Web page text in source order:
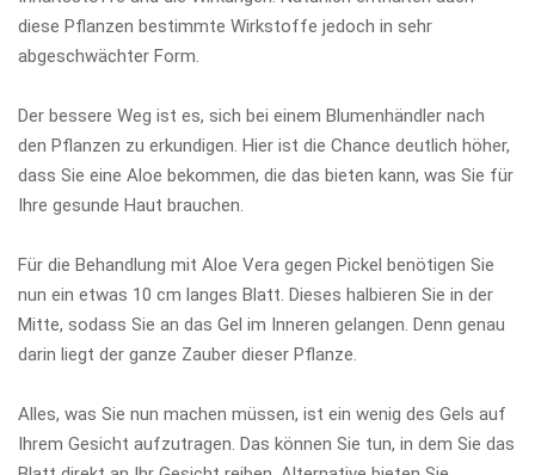
diese Pflanzen bestimmte Wirkstoffe jedoch in sehr
abgeschwächter Form.
Der bessere Weg ist es, sich bei einem Blumenhändler nach
den Pflanzen zu erkundigen. Hier ist die Chance deutlich höher,
dass Sie eine Aloe bekommen, die das bieten kann, was Sie für
Ihre gesunde Haut brauchen.
Für die Behandlung mit Aloe Vera gegen Pickel benötigen Sie
nun ein etwas 10 cm langes Blatt. Dieses halbieren Sie in der
Mitte, sodass Sie an das Gel im Inneren gelangen. Denn genau
darin liegt der ganze Zauber dieser Pflanze.
Alles, was Sie nun machen müssen, ist ein wenig des Gels auf
Ihrem Gesicht aufzutragen. Das können Sie tun, in dem Sie das